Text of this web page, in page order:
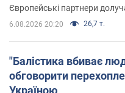
Європейські партнери
6.08.2026 20:20 26,7 т.
"Балістика вбиває
обговорити